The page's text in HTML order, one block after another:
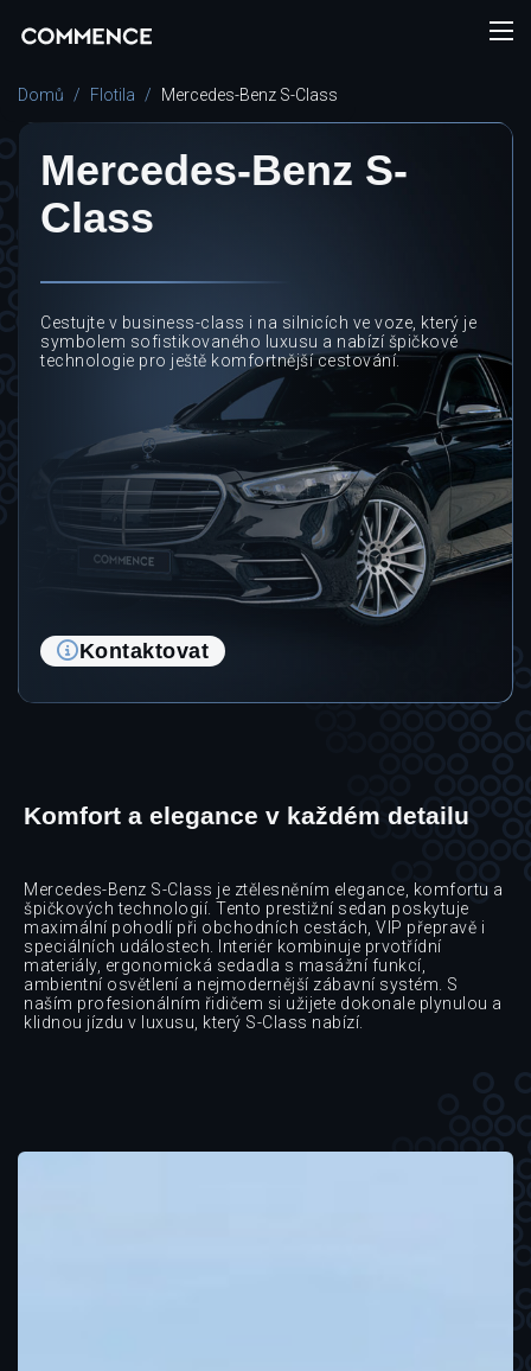
Domů Flotila Mercedes-Benz S-Class
Mercedes-Benz S-
Class
Cestujte v business-class i na silnicích ve voze, který je
symbolem sofistikovaného luxusu a nabízí špičkové
technologie pro ještě komfortnější cestování.
Kontaktovat
Komfort a elegance v každém detailu
Mercedes-Benz S-Class je ztělesněním elegance, komfortu a
špičkových technologií. Tento prestižní sedan poskytuje
maximální pohodlí při obchodních cestách, VIP přepravě i
speciálních událostech. Interiér kombinuje prvotřídní
materiály, ergonomická sedadla s masážní funkcí,
ambientní osvětlení a nejmodernější zábavní systém. S
naším profesionálním řidičem si užijete dokonale plynulou a
klidnou jízdu v luxusu, který S-Class nabízí.